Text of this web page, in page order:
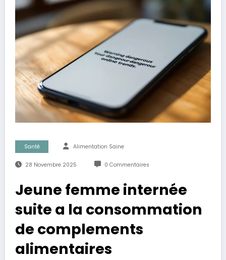
Santé Alimentation Saine
28 Novembre 2025 0 Commentaires
Jeune femme internée
suite a la consommation
de complements
alimentaires